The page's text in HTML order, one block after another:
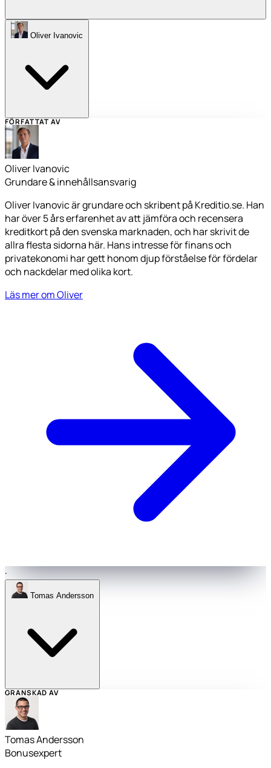
Oliver Ivanovic
FÖRFATTAT AV
Oliver Ivanovic
Grundare & innehållsansvarig
Oliver Ivanovic är grundare och skribent på Kreditio.se. Han
har över 5 års erfarenhet av att jämföra och recensera
kreditkort på den svenska marknaden, och har skrivit de
allra flesta sidorna här. Hans intresse för finans och
privatekonomi har gett honom djup förståelse för fördelar
och nackdelar med olika kort.
Läs mer om Oliver
·
Tomas Andersson
GRANSKAD AV
Tomas Andersson
Bonusexpert